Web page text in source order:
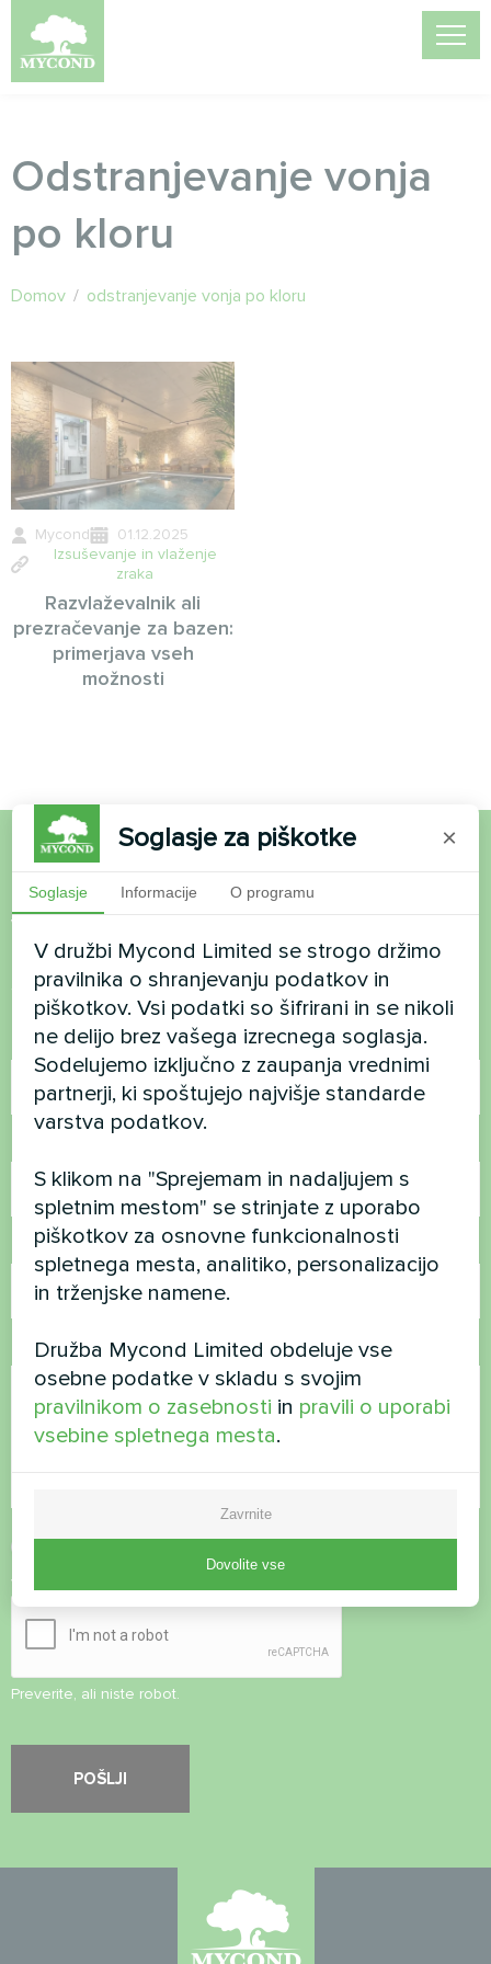
Odstranjevanje vonja
po kloru
Domov / odstranjevanje vonja po kloru
Mycond
01.12.2025
Izsuševanje in vlaženje
zraka
Razvlaževalnik ali
prezračevanje za bazen:
primerjava vseh
možnosti
Želite kupiti ali imate
vprašanja?
Stopite v stik z nami in pomagali vam bomo
Ime
E-pošta
Komentar
Sprejmitepravilnik o zasebnosti
Varnostni pregled
Preverite, ali niste robot.
Soglasje za piškotke ×
Soglasje Informacije O programu
V družbi Mycond Limited se strogo držimo
pravilnika o shranjevanju podatkov in
piškotkov. Vsi podatki so šifrirani in se nikoli
ne delijo brez vašega izrecnega soglasja.
Sodelujemo izključno z zaupanja vrednimi
partnerji, ki spoštujejo najvišje standarde
varstva podatkov.
S klikom na "Sprejemam in nadaljujem s
spletnim mestom" se strinjate z uporabo
piškotkov za osnovne funkcionalnosti
spletnega mesta, analitiko, personalizacijo
in trženjske namene.
Družba Mycond Limited obdeluje vse
osebne podatke v skladu s svojim
pravilnikom o zasebnosti in pravili o uporabi
vsebine spletnega mesta.
Zavrnite
Dovolite vse